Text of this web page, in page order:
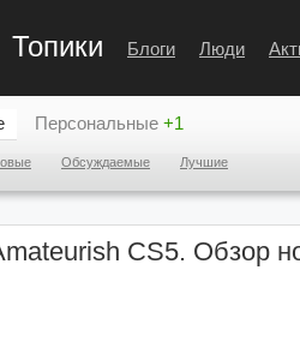
Топики Блоги Люди
Обсуждаемые Лучшие
Персональные +1
CS5. Обзор